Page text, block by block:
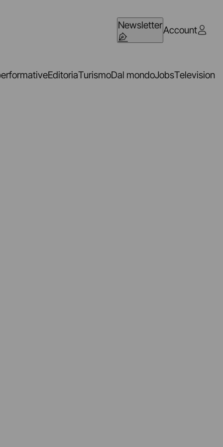
NewsletterAccount
EditoriaTurismoDal mondoJobsTelevision